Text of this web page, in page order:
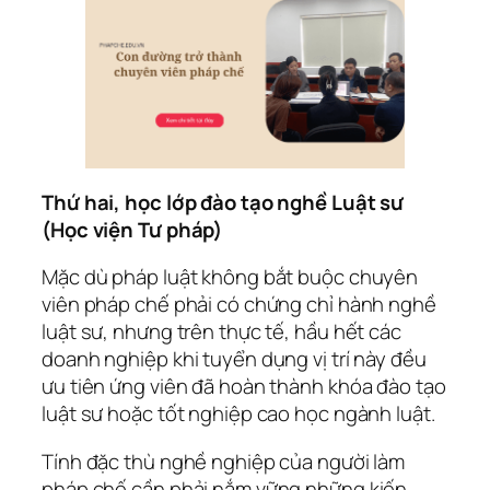
Thứ hai, học lớp đào tạo nghề Luật sư
(Học viện Tư pháp)
Mặc dù pháp luật không bắt buộc chuyên
viên pháp chế phải có chứng chỉ hành nghề
luật sư, nhưng trên thực tế, hầu hết các
doanh nghiệp khi tuyển dụng vị trí này đều
ưu tiên ứng viên đã hoàn thành khóa đào tạo
luật sư hoặc tốt nghiệp cao học ngành luật.
Tính đặc thù nghề nghiệp của người làm